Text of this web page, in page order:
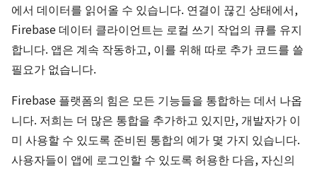
에서 데이터를 읽어올 수 있습니다. 연결이 끊긴 상태에서,
Firebase 데이터 클라이언트는 로컬 쓰기 작업의 큐를 유지
합니다. 앱은 계속 작동하고, 이를 위해 따로 추가 코드를 쓸
필요가 없습니다.
Firebase 플랫폼의 힘은 모든 기능들을 통합하는 데서 나옵
니다. 저희는 더 많은 통합을 추가하고 있지만, 개발자가 이
미 사용할 수 있도록 준비된 통합의 예가 몇 가지 있습니다.
사용자들이 앱에 로그인할 수 있도록 허용한 다음, 자신의